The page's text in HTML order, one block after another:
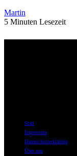
Martin
5 Minuten Lesezeit
Start
Impressum
Datenschutzerklärung
Über uns